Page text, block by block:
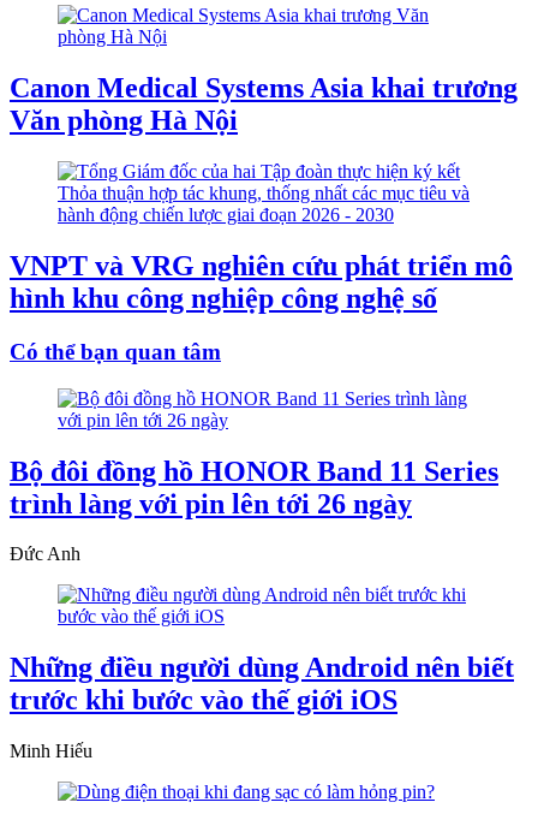
Canon Medical Systems Asia khai trương
Văn phòng Hà Nội
VNPT và VRG nghiên cứu phát triển mô
hình khu công nghiệp công nghệ số
Có thể bạn quan tâm
Bộ đôi đồng hồ HONOR Band 11 Series
trình làng với pin lên tới 26 ngày
Đức Anh
Những điều người dùng Android nên biết
trước khi bước vào thế giới iOS
Minh Hiếu